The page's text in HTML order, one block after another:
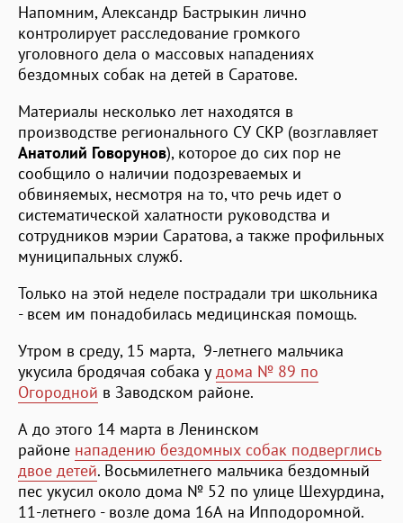
Напомним, Александр Бастрыкин лично
контролирует расследование громкого
уголовного дела о массовых нападениях
бездомных собак на детей в Саратове.
Материалы несколько лет находятся в
производстве регионального СУ СКР (возглавляет
Анатолий Говорунов), которое до сих пор не
сообщило о наличии подозреваемых и
обвиняемых, несмотря на то, что речь идет о
систематической халатности руководства и
сотрудников мэрии Саратова, а также профильных
муниципальных служб.
Только на этой неделе пострадали три школьника
- всем им понадобилась медицинская помощь.
Утром в среду, 15 марта, 9-летнего мальчика
укусила бродячая собака у дома № 89 по
Огородной в Заводском районе.
А до этого 14 марта в Ленинском
районе нападению бездомных собак подверглись
двое детей. Восьмилетнего мальчика бездомный
пес укусил около дома № 52 по улице Шехурдина,
11-летнего - возле дома 16А на Ипподоромной.